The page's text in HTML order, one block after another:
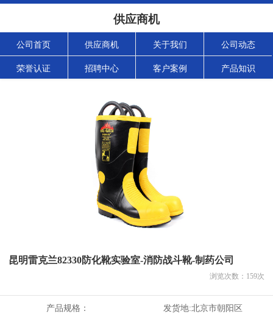
供应商机
公司首页 供应商机 关于我们 公司动态
荣誉认证 招聘中心 客户案例 产品知识
昆明雷克兰82330防化靴实验室-消防战斗靴-制药公司
浏览次数： 159次
产品规格： 发货地:北京市朝阳区